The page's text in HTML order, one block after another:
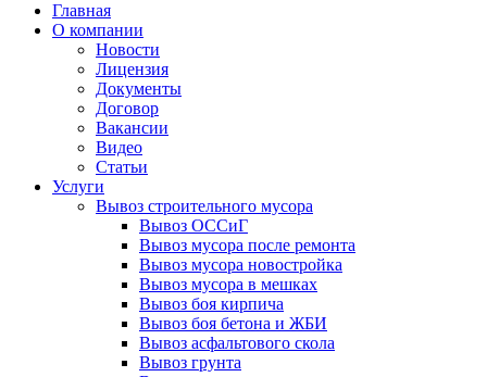
Главная
О компании
Новости
Лицензия
Документы
Договор
Вакансии
Видео
Статьи
Услуги
Вывоз строительного мусора
Вывоз ОССиГ
Вывоз мусора после ремонта
Вывоз мусора новостройка
Вывоз мусора в мешках
Вывоз боя кирпича
Вывоз боя бетона и ЖБИ
Вывоз асфальтового скола
Вывоз грунта